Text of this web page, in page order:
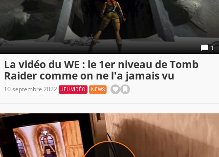
1
La vidéo du WE : le 1er niveau de Tomb
Raider comme on ne l'a jamais vu
10 septembre 2022 JEU VIDÉO NEWS